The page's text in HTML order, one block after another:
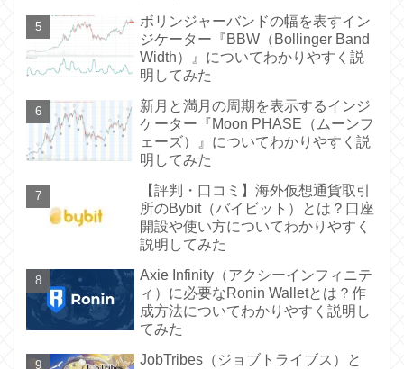
ボリンジャーバンドの幅を表すイン
ジケーター『BBW（Bollinger Band
Width）』についてわかりやすく説
明してみた
新月と満月の周期を表示するインジ
ケーター『Moon PHASE（ムーンフ
ェーズ）』についてわかりやすく説
明してみた
【評判・口コミ】海外仮想通貨取引
所のBybit（バイビット）とは？口座
開設や使い方についてわかりやすく
説明してみた
Axie Infinity（アクシーインフィニテ
ィ）に必要なRonin Walletとは？作
成方法についてわかりやすく説明し
てみた
JobTribes（ジョブトライブス）と